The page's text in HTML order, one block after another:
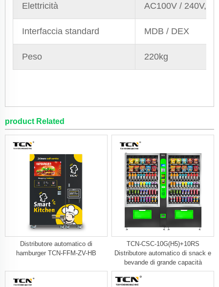
Elettricità AC100V / 240V,
Interfaccia standard MDB / DEX
Peso 220kg
product Related
Distributore automatico di
hamburger TCN-FFM-ZV-HB
TCN-CSC-10G(H5)+10RS
Distributore automatico di snack e
bevande di grande capacità